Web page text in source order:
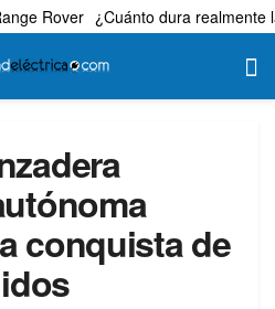
Rover ¿Cuánto dura realmente
conquista de